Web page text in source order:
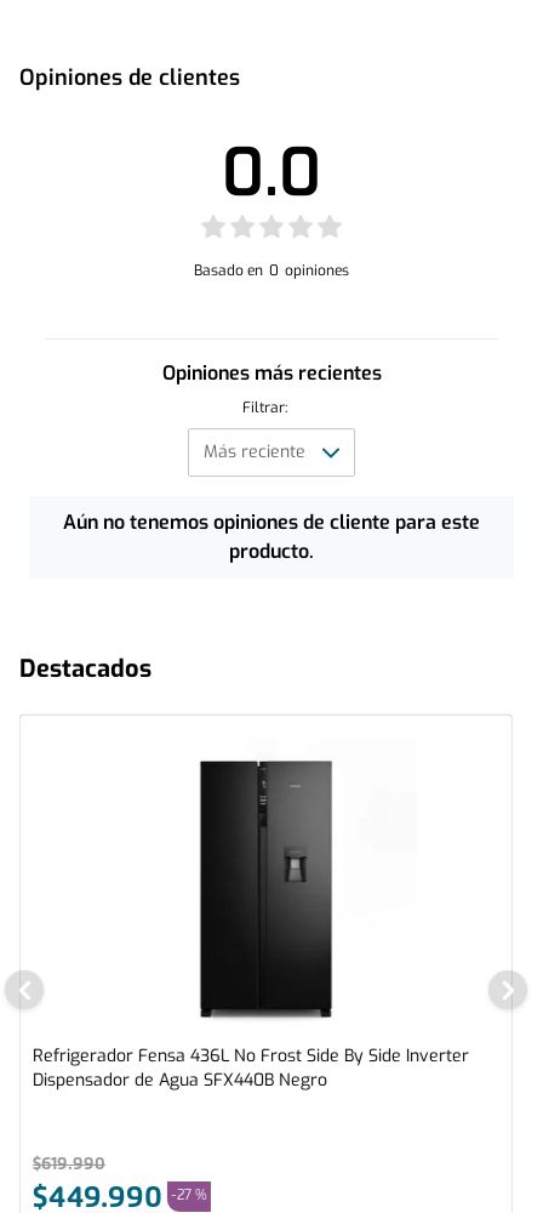
Opiniones de clientes
0.0
Basado en 0 opiniones
Opiniones más recientes
Filtrar:
Aún no tenemos opiniones de cliente para este
producto.
Destacados
Refrigerador Fensa 436L No Frost Side By Side Inverter
Dispensador de Agua SFX440B Negro
$619.990
$449.990 -27 %